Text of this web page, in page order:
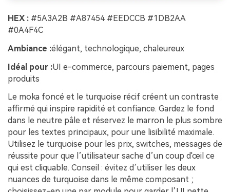
HEX : #5A3A2B #A87454 #EEDCCB #1DB2AA
#0A4F4C
Ambiance :élégant, technologique, chaleureux
Idéal pour :UI e-commerce, parcours paiement, pages
produits
Le moka foncé et le turquoise récif créent un contraste
affirmé qui inspire rapidité et confiance. Gardez le fond
dans le neutre pâle et réservez le marron le plus sombre
pour les textes principaux, pour une lisibilité maximale.
Utilisez le turquoise pour les prix, switches, messages de
réussite pour que l’utilisateur sache d’un coup d'œil ce
qui est cliquable. Conseil : évitez d’utiliser les deux
nuances de turquoise dans le même composant ;